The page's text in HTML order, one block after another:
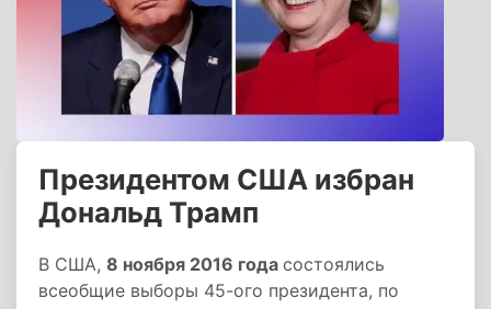
Президентом США избран
Дональд Трамп
В США, 8 ноября 2016 года состоялись
всеобщие выборы 45-ого президента, по